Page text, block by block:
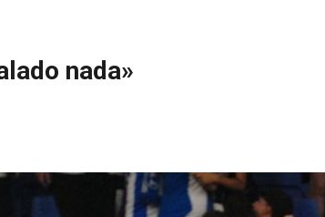
nada»